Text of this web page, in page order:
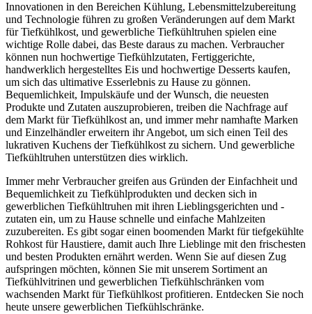
Innovationen in den Bereichen Kühlung, Lebensmittelzubereitung
und Technologie führen zu großen Veränderungen auf dem Markt
für Tiefkühlkost, und gewerbliche Tiefkühltruhen spielen eine
wichtige Rolle dabei, das Beste daraus zu machen. Verbraucher
können nun hochwertige Tiefkühlzutaten, Fertiggerichte,
handwerklich hergestelltes Eis und hochwertige Desserts kaufen,
um sich das ultimative Esserlebnis zu Hause zu gönnen.
Bequemlichkeit, Impulskäufe und der Wunsch, die neuesten
Produkte und Zutaten auszuprobieren, treiben die Nachfrage auf
dem Markt für Tiefkühlkost an, und immer mehr namhafte Marken
und Einzelhändler erweitern ihr Angebot, um sich einen Teil des
lukrativen Kuchens der Tiefkühlkost zu sichern. Und gewerbliche
Tiefkühltruhen unterstützen dies wirklich.
Immer mehr Verbraucher greifen aus Gründen der Einfachheit und
Bequemlichkeit zu Tiefkühlprodukten und decken sich in
gewerblichen Tiefkühltruhen mit ihren Lieblingsgerichten und -
zutaten ein, um zu Hause schnelle und einfache Mahlzeiten
zuzubereiten. Es gibt sogar einen boomenden Markt für tiefgekühlte
Rohkost für Haustiere, damit auch Ihre Lieblinge mit den frischesten
und besten Produkten ernährt werden. Wenn Sie auf diesen Zug
aufspringen möchten, können Sie mit unserem Sortiment an
Tiefkühlvitrinen und gewerblichen Tiefkühlschränken vom
wachsenden Markt für Tiefkühlkost profitieren. Entdecken Sie noch
heute unsere gewerblichen Tiefkühlschränke.